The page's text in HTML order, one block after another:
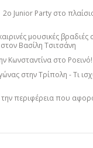
Junior Party στο
μουσικές βραδιές
Βασίλη Τσιτσάνη
Κωνσταντίνα στο Ροεινό!
στην Τρίπολη - Τι
την περιφέρεια που